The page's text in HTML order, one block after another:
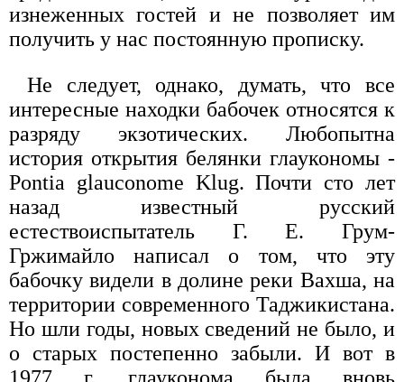
изнеженных гостей и не позволяет им
получить у нас постоянную прописку.
Не следует, однако, думать, что все
интересные находки бабочек относятся к
разряду экзотических. Любопытна
история открытия белянки глаукономы -
Pontia glauconome Klug. Почти сто лет
назад известный русский
естествоиспытатель Г. Е. Грум-
Гржимайло написал о том, что эту
бабочку видели в долине реки Вахша, на
территории современного Таджикистана.
Но шли годы, новых сведений не было, и
о старых постепенно забыли. И вот в